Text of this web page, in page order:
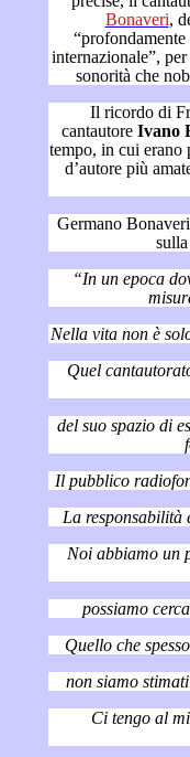
Bonaveri,
“profondamente italiano quindi profondamente
internazionale”, per i suoi testi
Il ricordo di
cantautore Ivano
tempo, in cui erano protagonisti
d’autore più amate e seguite in radio dal pubblico
Germano Bonaveri, in
“In un epoca dove
Quel cantautorato
del suo spazio di esistenza e
Noi abbiamo un
Ci tengo al mio